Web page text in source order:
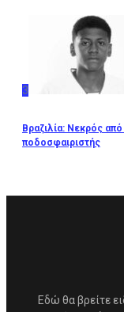
3
Βραζιλία: Νεκρός
ποδοσφαιριστής
Εδώ θα βρείτε